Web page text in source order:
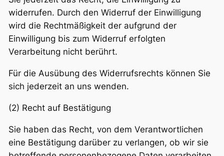
widerrufen. Durch den Widerruf der Einwilligung
wird die Rechtmäßigkeit der aufgrund der
Einwilligung bis zum Widerruf erfolgten
Verarbeitung nicht berührt.
Für die Ausübung des Widerrufsrechts können Sie
sich jederzeit an uns wenden.
(2) Recht auf Bestätigung
Sie haben das Recht, von dem Verantwortlichen
eine Bestätigung darüber zu verlangen, ob wir sie